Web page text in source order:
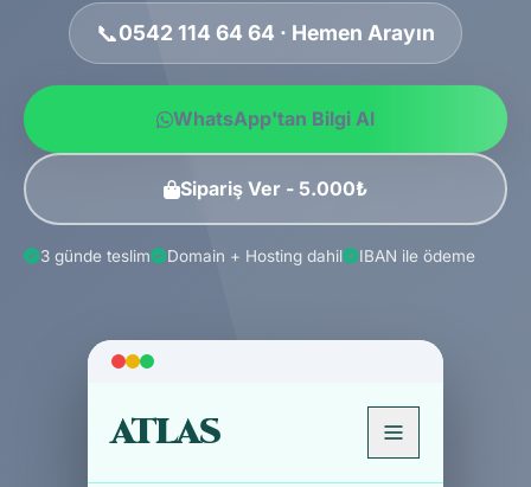
📞0542 114 64 64 · Hemen Arayın
WhatsApp'tan Bilgi Al
Sipariş Ver - 5.000₺
3 günde teslim Domain + Hosting dahil IBAN ile ödeme